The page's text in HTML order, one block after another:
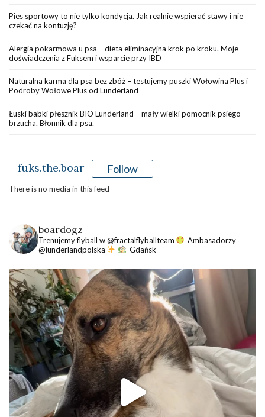
Pies sportowy to nie tylko kondycja. Jak realnie wspierać stawy i nie
czekać na kontuzję?
Alergia pokarmowa u psa – dieta eliminacyjna krok po kroku. Moje
doświadczenia z Fuksem i wsparcie przy IBD
Naturalna karma dla psa bez zbóż – testujemy puszki Wołowina Plus i
Podroby Wołowe Plus od Lunderland
Łuski babki płesznik BIO Lunderland – mały wielki pomocnik psiego
brzucha. Błonnik dla psa.
fuks.the.boar Follow
There is no media in this feed
boardogz
Trenujemy flyball w @fractalflyballteam
Ambasadorzy
@lunderlandpolska
Gdańsk